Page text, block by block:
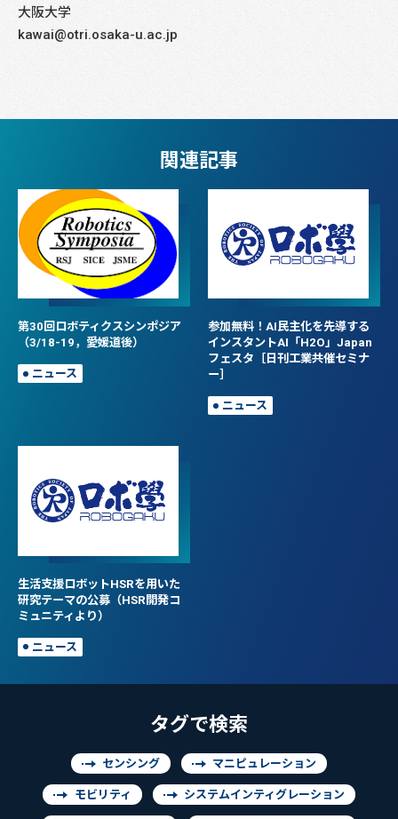
大阪大学
kawai@otri.osaka-u.ac.jp
関連記事
第30回ロボティクスシンポジア
（3/18-19，愛媛道後）
ニュース
参加無料！AI民主化を先導する
インスタントAI「H2O」Japan
フェスタ［日刊工業共催セミナ
ー］
ニュース
生活支援ロボットHSRを用いた
研究テーマの公募（HSR開発コ
ミュニティより）
ニュース
タグで検索
センシング マニピュレーション
モビリティ システムインティグレーション